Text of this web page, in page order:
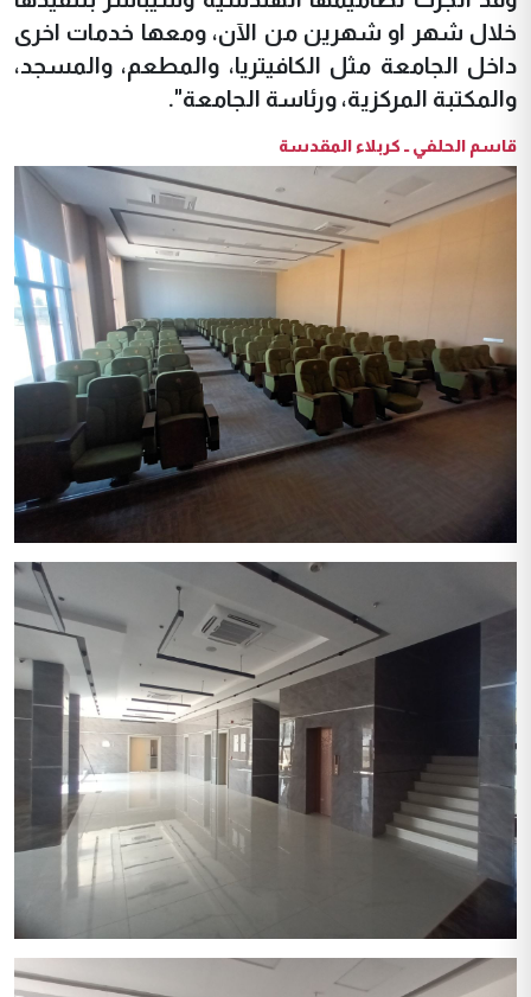
خلال شهر او شهرين من الآن، ومعها خدمات اخرى
داخل الجامعة مثل الكافيتريا، والمطعم، والمسجد،
والمكتبة المركزية، ورئاسة الجامعة".
قاسم الحلفي ــ كربلاء المقدسة